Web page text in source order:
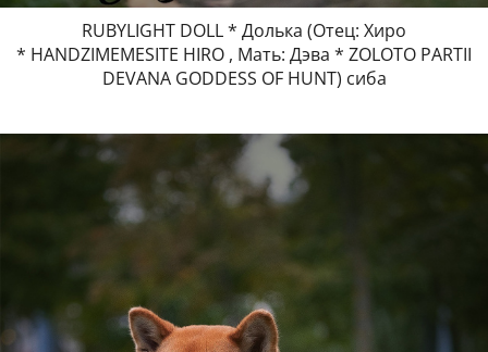
RUBYLIGHT DOLL * Долька (Отец: Хиро
* HANDZIMEMESITE HIRO , Мать: Дэва * ZOLOTO PARTII
DEVANA GODDESS OF HUNT) сиба